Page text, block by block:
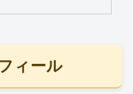
ィール